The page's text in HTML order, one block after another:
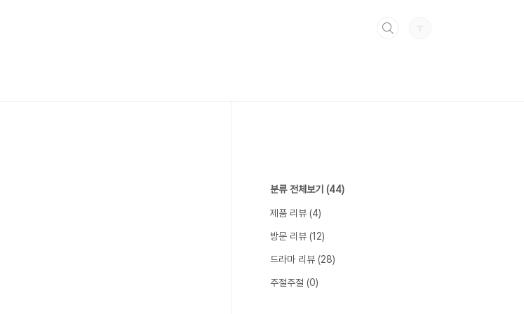
분류 전체보기 (44)
제품 리뷰 (4)
방문 리뷰 (12)
드라마 리뷰 (28)
주절주절 (0)